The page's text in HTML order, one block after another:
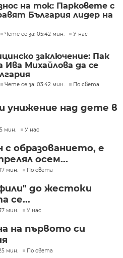
на ток: Парковете с
България лидер на
Чете се за: 05:42 мин. У нас
заключение: Пак
Ива Михайлова да се
Чете се за: 03:42 мин. По света
унижение над дете в
мин. У нас
с образованието, е
осем...
мин. По света
до жестоки
се...
мин. У нас
на първото си
мин. По света